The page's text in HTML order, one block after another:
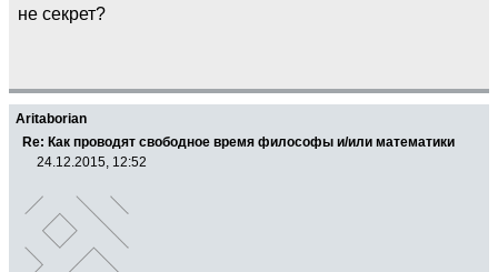
не секрет?
Aritaborian
Re: Как проводят свободное время философы и/или математики
24.12.2015, 12:52